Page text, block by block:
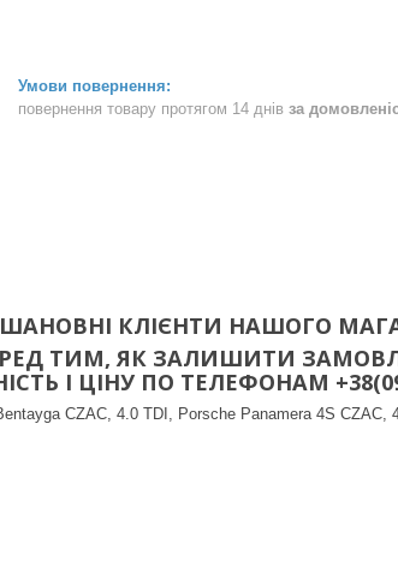
повернення товару протягом 14 днів за
ШАНОВНІ КЛІЄНТИ НАШОГО
ТИМ, ЯК ЗАЛИШИТИ
І ЦІНУ ПО ТЕЛЕФОНАМ
CZAC, 4.0 TDI, Porsche Panamera 4S CZAC,